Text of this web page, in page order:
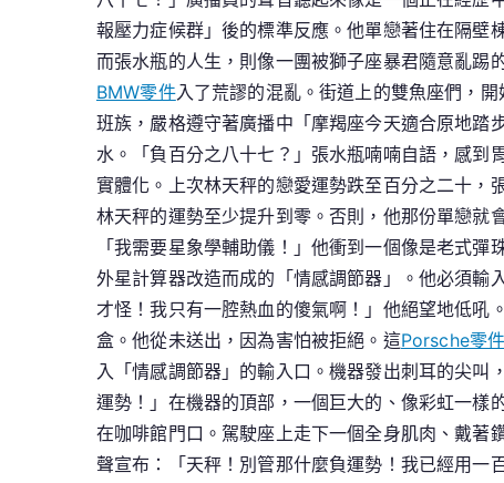
報壓力症候群」後的標準反應。他單戀著住在隔壁
而張水瓶的人生，則像一團被獅子座暴君隨意亂踢
BMW零件入了荒謬的混亂。街道上的雙魚座們，
班族，嚴格遵守著廣播中「摩羯座今天適合原地踏
水。「負百分之八十七？」張水瓶喃喃自語，感到
實體化。上次林天秤的戀愛運勢跌至百分之二十，
林天秤的運勢至少提升到零。否則，他那份單戀就
「我需要星象學輔助儀！」他衝到一個像是老式
外星計算器改造而成的「情感調節器」。他必須
才怪！我只有一腔熱血的傻氣啊！」他絕望地低吼
盒。他從未送出，因為害怕被拒絕。這Porsche零
入「情感調節器」的輸入口。機器發出刺耳的尖
運勢！」在機器的頂部，一個巨大的、像彩虹一樣
在咖啡館門口。駕駛座上走下一個全身肌肉、戴
聲宣布：「天秤！別管那什麼負運勢！我已經用一